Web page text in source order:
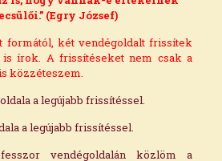
(Egry József)
formától, két vendégoldalt frissítek
írok. A frissítéseket nem csak a
közzéteszem.
a legújabb frissítéssel.
a legújabb frissítéssel.
vendégoldalán közlöm a